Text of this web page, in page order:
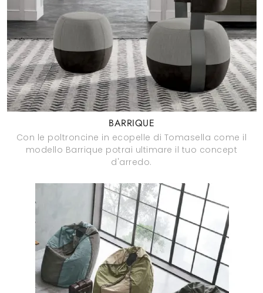
BARRIQUE
Con le poltroncine in ecopelle di Tomasella come il
modello Barrique potrai ultimare il tuo concept
d'arredo.